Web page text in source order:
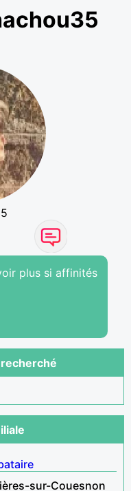
plus si affinités
sur-Couesnon